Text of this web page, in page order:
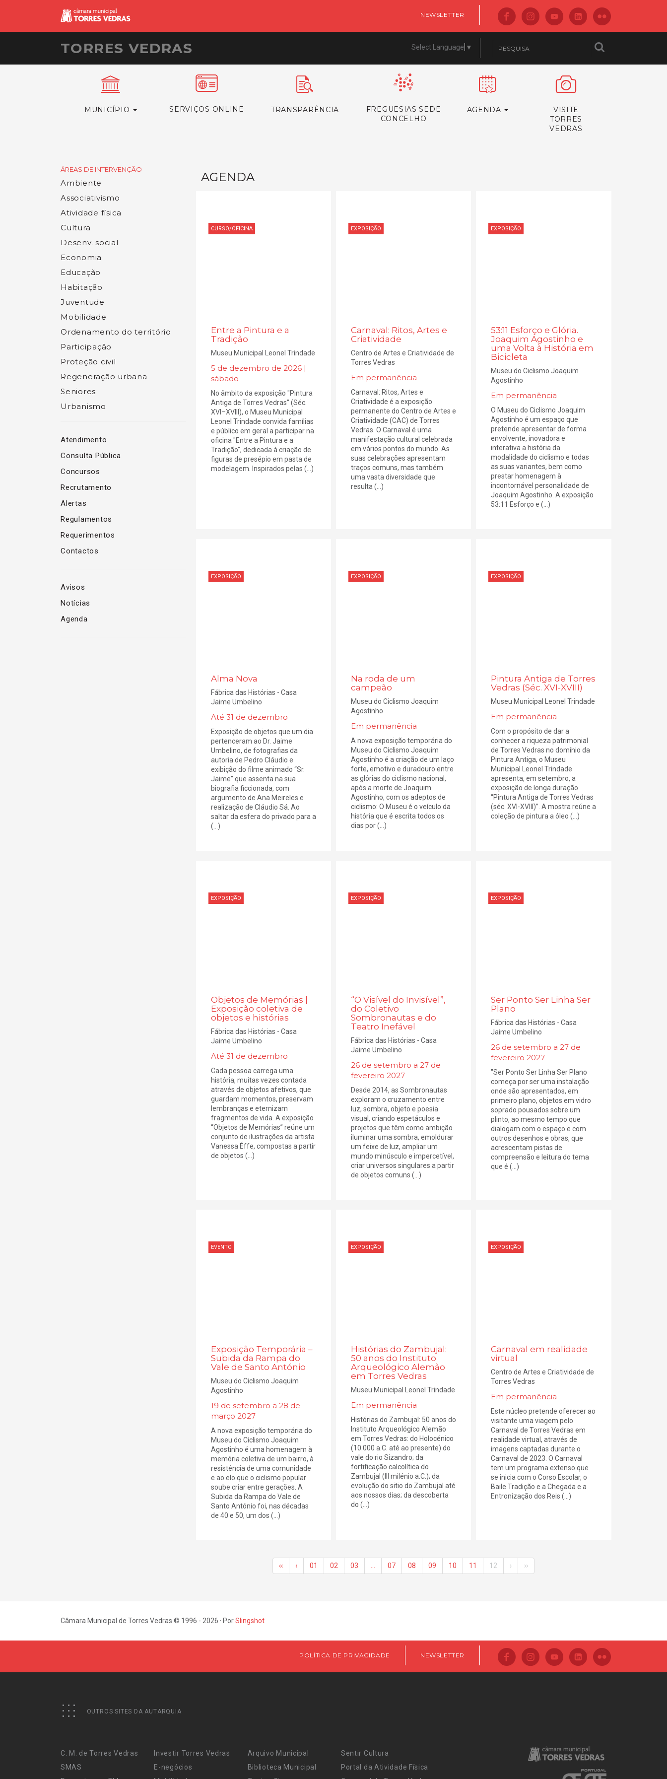
NEWSLETTER
TORRES VEDRAS Select Language ▼
MUNICÍPIO SERVIÇOS ONLINE TRANSPARÊNCIA
FREGUESIAS SEDE
CONCELHO
AGENDA
VISITE
TORRES
VEDRAS
ÁREAS DE INTERVENÇÃO
Ambiente
Associativismo
Atividade física
Cultura
Desenv. social
Economia
Educação
Habitação
Juventude
Mobilidade
Ordenamento do território
Participação
Proteção civil
Regeneração urbana
Seniores
Urbanismo
Atendimento
Consulta Pública
Concursos
Recrutamento
Alertas
Regulamentos
Requerimentos
Contactos
Avisos
Notícias
Agenda
AGENDA
CURSO/OFICINA
Entre a Pintura e a
Tradição
Museu Municipal Leonel Trindade
5 de dezembro de 2026 |
sábado
No âmbito da exposição "Pintura
Antiga de Torres Vedras" (Séc.
XVI–XVIII), o Museu Municipal
Leonel Trindade convida famílias
e público em geral a participar na
oficina "Entre a Pintura e a
Tradição", dedicada à criação de
figuras de presépio em pasta de
modelagem. Inspirados pelas (...)
EXPOSIÇÃO
Carnaval: Ritos, Artes e
Criatividade
Centro de Artes e Criatividade de
Torres Vedras
Em permanência
Carnaval: Ritos, Artes e
Criatividade é a exposição
permanente do Centro de Artes e
Criatividade (CAC) de Torres
Vedras. O Carnaval é uma
manifestação cultural celebrada
em vários pontos do mundo. As
suas celebrações apresentam
traços comuns, mas também
uma vasta diversidade que
resulta (...)
EXPOSIÇÃO
53:11 Esforço e Glória.
Joaquim Agostinho e
uma Volta à História em
Bicicleta
Museu do Ciclismo Joaquim
Agostinho
Em permanência
O Museu do Ciclismo Joaquim
Agostinho é um espaço que
pretende apresentar de forma
envolvente, inovadora e
interativa a história da
modalidade do ciclismo e todas
as suas variantes, bem como
prestar homenagem à
incontornável personalidade de
Joaquim Agostinho. A exposição
53:11 Esforço e (...)
EXPOSIÇÃO
Alma Nova
Fábrica das Histórias - Casa
Jaime Umbelino
Até 31 de dezembro
Exposição de objetos que um dia
pertenceram ao Dr. Jaime
Umbelino, de fotografias da
autoria de Pedro Cláudio e
exibição do filme animado “Sr.
Jaime” que assenta na sua
biografia ficcionada, com
argumento de Ana Meireles e
realização de Cláudio Sá. Ao
saltar da esfera do privado para a
(...)
EXPOSIÇÃO
Na roda de um
campeão
Museu do Ciclismo Joaquim
Agostinho
Em permanência
A nova exposição temporária do
Museu do Ciclismo Joaquim
Agostinho é a criação de um laço
forte, emotivo e duradouro entre
as glórias do ciclismo nacional,
após a morte de Joaquim
Agostinho, com os adeptos de
ciclismo: O Museu é o veículo da
história que é escrita todos os
dias por (...)
EXPOSIÇÃO
Pintura Antiga de Torres
Vedras (Séc. XVI-XVIII)
Museu Municipal Leonel Trindade
Em permanência
Com o propósito de dar a
conhecer a riqueza patrimonial
de Torres Vedras no domínio da
Pintura Antiga, o Museu
Municipal Leonel Trindade
apresenta, em setembro, a
exposição de longa duração
“Pintura Antiga de Torres Vedras
(séc. XVI-XVIII)”. A mostra reúne a
coleção de pintura a óleo (...)
EXPOSIÇÃO
Objetos de Memórias |
Exposição coletiva de
objetos e histórias
Fábrica das Histórias - Casa
Jaime Umbelino
Até 31 de dezembro
Cada pessoa carrega uma
história, muitas vezes contada
através de objetos afetivos, que
guardam momentos, preservam
lembranças e eternizam
fragmentos de vida. A exposição
“Objetos de Memórias” reúne um
conjunto de ilustrações da artista
Vanessa Éffe, compostas a partir
de objetos (...)
EXPOSIÇÃO
“O Visível do Invisível”,
do Coletivo
Sombronautas e do
Teatro Inefável
Fábrica das Histórias - Casa
Jaime Umbelino
26 de setembro a 27 de
fevereiro 2027
Desde 2014, as Sombronautas
exploram o cruzamento entre
luz, sombra, objeto e poesia
visual, criando espetáculos e
projetos que têm como ambição
iluminar uma sombra, emoldurar
um feixe de luz, ampliar um
mundo minúsculo e impercetível,
criar universos singulares a partir
de objetos comuns (...)
EXPOSIÇÃO
Ser Ponto Ser Linha Ser
Plano
Fábrica das Histórias - Casa
Jaime Umbelino
26 de setembro a 27 de
fevereiro 2027
"Ser Ponto Ser Linha Ser Plano
começa por ser uma instalação
onde são apresentados, em
primeiro plano, objetos em vidro
soprado pousados sobre um
plinto, ao mesmo tempo que
dialogam com o espaço e com
outros desenhos e obras, que
acrescentam pistas de
compreensão e leitura do tema
que é (...)
EVENTO
Exposição Temporária –
Subida da Rampa do
Vale de Santo António
Museu do Ciclismo Joaquim
Agostinho
19 de setembro a 28 de
março 2027
A nova exposição temporária do
Museu do Ciclismo Joaquim
Agostinho é uma homenagem à
memória coletiva de um bairro, à
resistência de uma comunidade
e ao elo que o ciclismo popular
soube criar entre gerações. A
Subida da Rampa do Vale de
Santo António foi, nas décadas
de 40 e 50, um dos (...)
EXPOSIÇÃO
Histórias do Zambujal:
50 anos do Instituto
Arqueológico Alemão
em Torres Vedras
Museu Municipal Leonel Trindade
Em permanência
Histórias do Zambujal: 50 anos do
Instituto Arqueológico Alemão
em Torres Vedras: do Holocénico
(10.000 a.C. até ao presente) do
vale do rio Sizandro; da
fortificação calcolítica do
Zambujal (III milénio a.C.); da
evolução do sitio do Zambujal até
aos nossos dias; da descoberta
do (...)
EXPOSIÇÃO
Carnaval em realidade
virtual
Centro de Artes e Criatividade de
Torres Vedras
Em permanência
Este núcleo pretende oferecer ao
visitante uma viagem pelo
Carnaval de Torres Vedras em
realidade virtual, através de
imagens captadas durante o
Carnaval de 2023. O Carnaval
tem um programa extenso que
se inicia com o Corso Escolar, o
Baile Tradição e a Chegada e a
Entronização dos Reis (...)
‹‹ ‹ 01 02 03 07 08 09 10 11 12 › ››
Câmara Municipal de Torres Vedras © 1996 - 2026 · PorSlingshot
POLÍTICA DE PRIVACIDADE NEWSLETTER
OUTROS SITES DA AUTARQUIA
C. M. de Torres Vedras
SMAS
Investir Torres Vedras
E-negócios
Arquivo Municipal
Biblioteca Municipal
Sentir Cultura
Portal da Atividade Física